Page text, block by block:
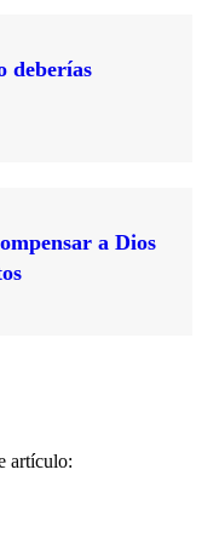
deberías
a Dios
artículo: